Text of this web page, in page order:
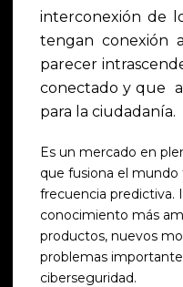
interconexión de
tengan conexión
parecer
conectado y que
para la ciudadanía.
Es un mercado en
que fusiona el mundo
frecuencia predictiva.
conocimiento más
productos, nuevos
problemas
ciberseguridad.